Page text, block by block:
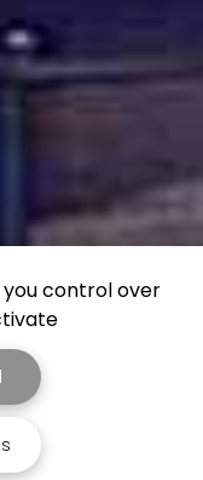
you control over